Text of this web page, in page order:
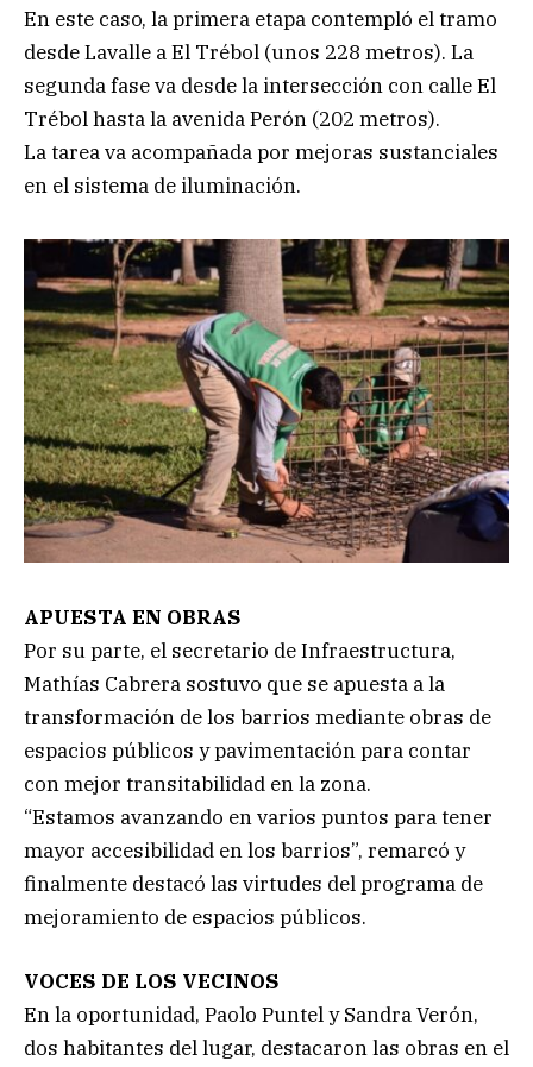
En este caso, la primera etapa contempló el tramo
desde Lavalle a El Trébol (unos 228 metros). La
segunda fase va desde la intersección con calle El
Trébol hasta la avenida Perón (202 metros).
La tarea va acompañada por mejoras sustanciales
en el sistema de iluminación.
APUESTA EN OBRAS
Por su parte, el secretario de Infraestructura,
Mathías Cabrera sostuvo que se apuesta a la
transformación de los barrios mediante obras de
espacios públicos y pavimentación para contar
con mejor transitabilidad en la zona.
“Estamos avanzando en varios puntos para tener
mayor accesibilidad en los barrios”, remarcó y
finalmente destacó las virtudes del programa de
mejoramiento de espacios públicos.
VOCES DE LOS VECINOS
En la oportunidad, Paolo Puntel y Sandra Verón,
dos habitantes del lugar, destacaron las obras en el